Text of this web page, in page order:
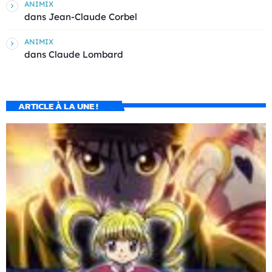
ANIMIX
dans Jean-Claude Corbel
ANIMIX
dans Claude Lombard
ARTICLE À LA UNE !